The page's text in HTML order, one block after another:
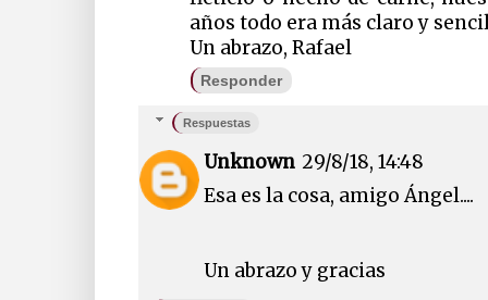
años todo era más claro y
Un abrazo, Rafael
Responder
Respuestas
Unknown 29/8/18, 14:48
Esa es la cosa, amigo Ángel....
Un abrazo y gracias